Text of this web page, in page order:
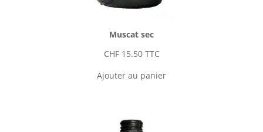
Muscat sec
CHF15.50 TTC
Ajouter au panier